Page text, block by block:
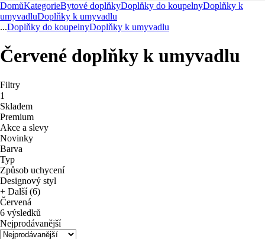
DomůKategorieBytové doplňkyDoplňky do koupelnyDoplňky k
umyvadluDoplňky k umyvadlu
...Doplňky do koupelnyDoplňky k umyvadlu
Červené doplňky k umyvadlu
Filtry
1
Skladem
Premium
Akce a slevy
Novinky
Barva
Typ
Způsob uchycení
Designový styl
+ Další (6)
Červená
6 výsledků
Nejprodávanější